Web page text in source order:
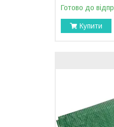
Готово до
Купити